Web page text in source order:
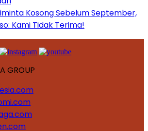
Kosong Sebelum September,
Kami Tidak Terima!
GROUP